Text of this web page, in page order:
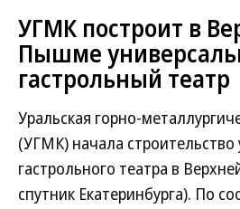
УГМК построит в
Пышме
гастрольный театр
Уральская горно-
(УГМК) начала строительство
гастрольного театра в
спутник Екатеринбурга). По